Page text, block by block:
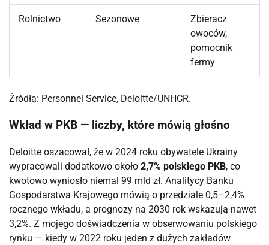
Rolnictwo Sezonowe
Zbieracz
owoców,
pomocnik
fermy
Źródła: Personnel Service, Deloitte/UNHCR.
Wkład w PKB — liczby, które mówią głośno
Deloitte oszacował, że w 2024 roku obywatele Ukrainy
wypracowali dodatkowo około 2,7% polskiego PKB, co
kwotowo wyniosło niemal 99 mld zł. Analitycy Banku
Gospodarstwa Krajowego mówią o przedziale 0,5–2,4%
rocznego wkładu, a prognozy na 2030 rok wskazują nawet
3,2%. Z mojego doświadczenia w obserwowaniu polskiego
rynku — kiedy w 2022 roku jeden z dużych zakładów